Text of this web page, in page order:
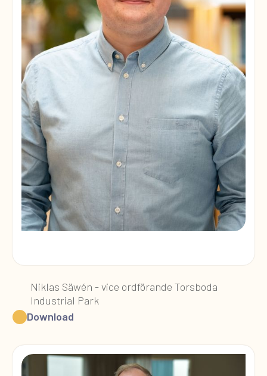
Niklas Säwén - vice ordförande Torsboda
Industrial Park
Download